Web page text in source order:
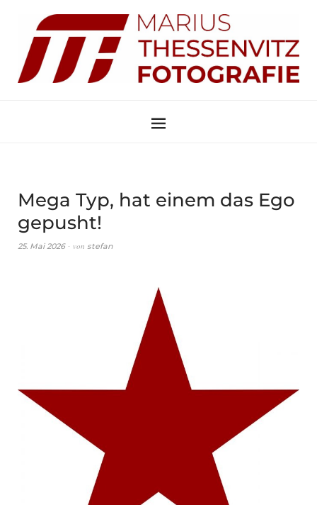
Mega Typ, hat einem das Ego
gepusht!
25. Mai 2026 von stefan